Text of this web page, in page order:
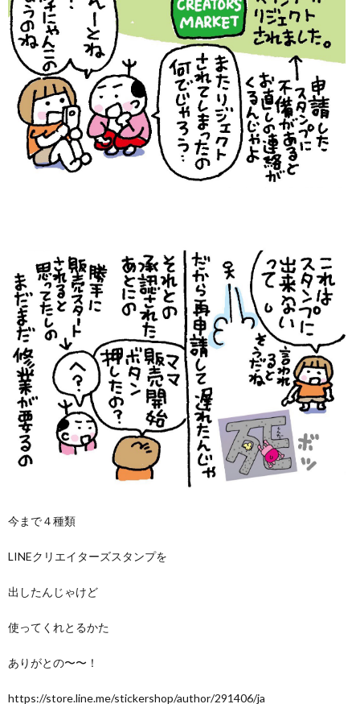
今まで４種類
LINEクリエイターズスタンプを
出したんじゃけど
使ってくれとるかた
ありがとの〜〜！
https://store.line.me/stickershop/author/291406/ja